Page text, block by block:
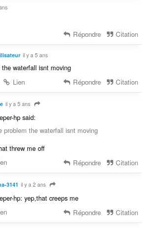
Répondre Citation
il y a 5 ans
waterfall isnt moving
Lien Répondre Citation
il y a 5 ans
hp said:
problem the waterfall isnt moving
threw me off
Répondre Citation
3141 il y a 2 ans
hp: yep,that creeps me
Répondre Citation